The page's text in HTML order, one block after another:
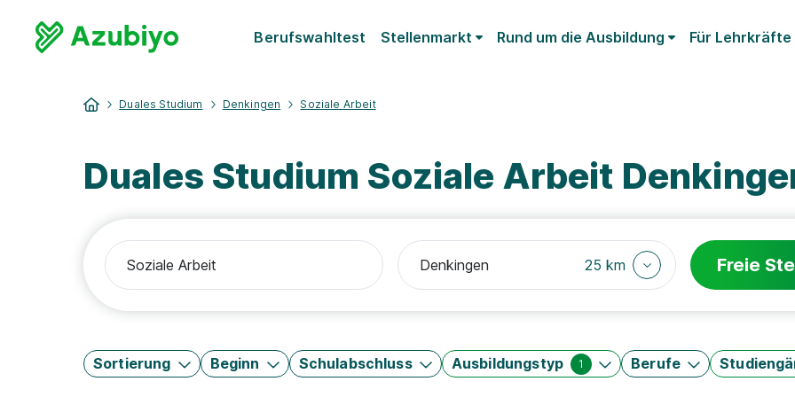
Berufswahltest Stellenmarkt Rund um die Ausbildung Für Lehrkräfte
Duales Studium Denkingen Soziale Arbeit
Duales Studium Soziale Arbeit
25 km Freie
Sortierung Beginn Schulabschluss Ausbildungstyp 1 Berufe